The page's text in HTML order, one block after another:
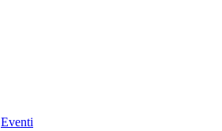
Eventi